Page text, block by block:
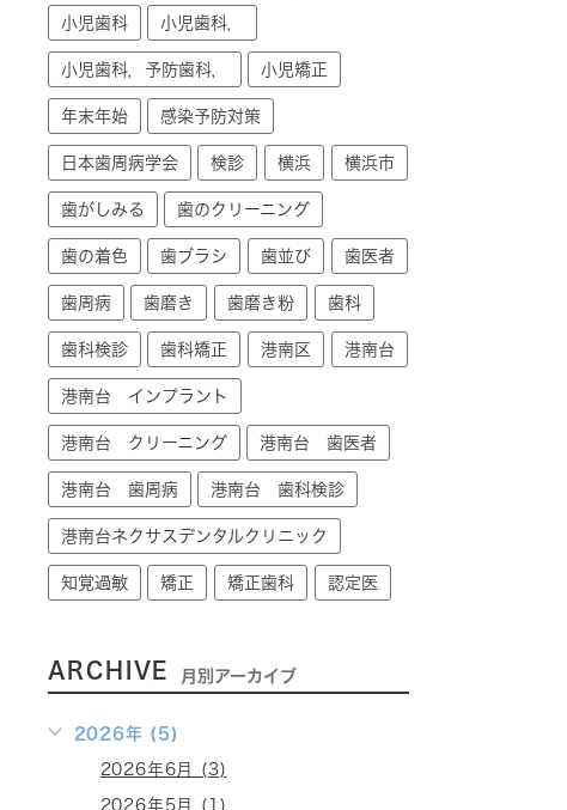
小児歯科 小児歯科，
小児歯科，予防歯科， 小児矯正
年末年始 感染予防対策
日本歯周病学会 検診 横浜 横浜市
歯がしみる 歯のクリーニング
歯の着色 歯ブラシ 歯並び 歯医者
歯周病 歯磨き 歯磨き粉 歯科
歯科検診 歯科矯正 港南区 港南台
港南台 インプラント
港南台 クリーニング 港南台 歯医者
港南台 歯周病 港南台 歯科検診
港南台ネクサスデンタルクリニック
知覚過敏 矯正 矯正歯科 認定医
ARCHIVE 月別アーカイブ
2026年 (5)
2026年6月 (3)
2026年5月 (1)